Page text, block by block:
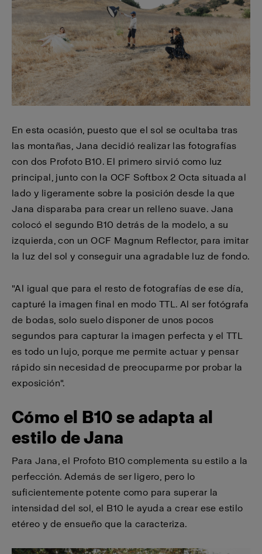
En esta ocasión, puesto que el sol se ocultaba tras
las montañas, Jana decidió realizar las fotografías
con dos Profoto B10. El primero sirvió como luz
principal, junto con la OCF Softbox 2 Octa situada al
lado y ligeramente sobre la posición desde la que
Jana disparaba para crear un relleno suave. Jana
colocó el segundo B10 detrás de la modelo, a su
izquierda, con un OCF Magnum Reflector, para imitar
la luz del sol y conseguir una agradable luz de fondo.
"Al igual que para el resto de fotografías de ese día,
capturé la imagen final en modo TTL. Al ser fotógrafa
de bodas, solo suelo disponer de unos pocos
segundos para capturar la imagen perfecta y el TTL
es todo un lujo, porque me permite actuar y pensar
rápido sin necesidad de preocuparme por probar la
exposición".
Cómo el B10 se adapta al
estilo de Jana
Para Jana, el Profoto B10 complementa su estilo a la
perfección. Además de ser ligero, pero lo
suficientemente potente como para superar la
intensidad del sol, el B10 le ayuda a crear ese estilo
etéreo y de ensueño que la caracteriza.